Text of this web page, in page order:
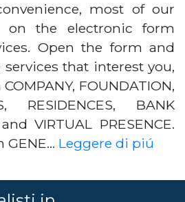
most of our
on the electronic form
Open the form and
services that interest you,
FOUNDATION,
RESIDENCES, BANK
VIRTUAL PRESENCE.
GENE… Leggere di piú